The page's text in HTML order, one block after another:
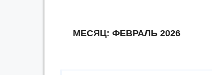
МЕСЯЦ: ФЕВРАЛЬ 2026